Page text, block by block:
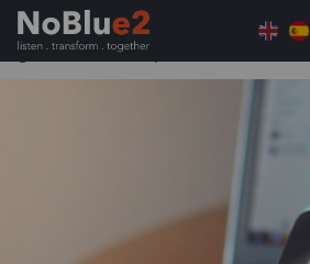
Home Tecnología y conectividad
gestión de tu empresa